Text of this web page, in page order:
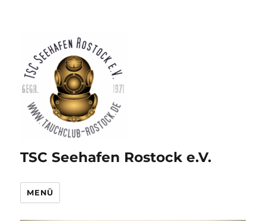
TSC Seehafen Rostock e.V.
MENÜ